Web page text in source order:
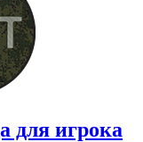
для игрока